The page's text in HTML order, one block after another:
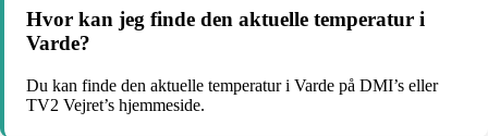
Hvor kan jeg finde den aktuelle temperatur i
Varde?
Du kan finde den aktuelle temperatur i Varde på DMI’s eller
TV2 Vejret’s hjemmeside.